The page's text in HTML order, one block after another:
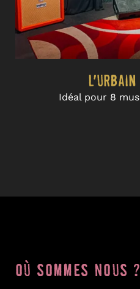
L’Urbain
Idéal pour 8
OÙ SOMMES NOUS ?